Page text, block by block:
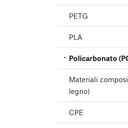
PETG
PLA
Policarbonato
Materiali
legno)
CPE